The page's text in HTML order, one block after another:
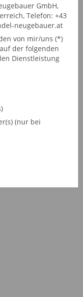
GmbH,
Telefon: +43
neugebauer.at
von mir/uns (*)
der folgenden
Dienstleistung
(nur bei